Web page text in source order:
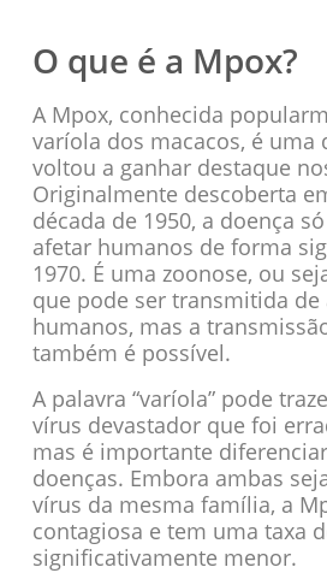
O que é a Mpox?
A Mpox, conhecida
varíola dos macacos, é uma
voltou a ganhar destaque
Originalmente descoberta
década de 1950, a doença
afetar humanos de forma
1970. É uma zoonose, ou
que pode ser transmitida de
humanos, mas a
também é possível.
A palavra “varíola” pode
vírus devastador que foi
mas é importante
doenças. Embora ambas
vírus da mesma família, a
contagiosa e tem uma taxa
significativamente menor.